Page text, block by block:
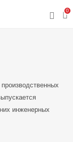
0
инженерных